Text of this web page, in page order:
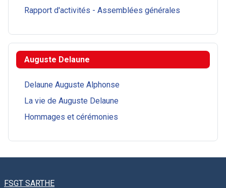
Rapport d'activités - Assemblées générales
Auguste Delaune
Delaune Auguste Alphonse
La vie de Auguste Delaune
Hommages et cérémonies
FSGT SARTHE